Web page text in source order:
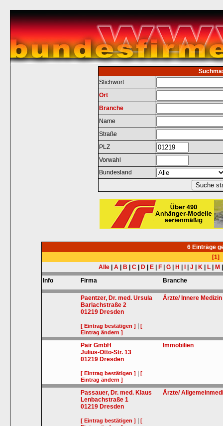
Stichwort
Ort
Branche
Name
Straße
PLZ
Vorwahl
Bundesland
6 Einträge
[1]
Alle
A B C D E F G H J K L M
Info
Firma Branche
Paentzer, Dr. med. Ursula
Barlachstraße 2
01219 Dresden
[ Eintrag bestätigen ] |[
Eintrag ändern ]
Ärzte/ Innere
Pair GmbH
Julius-Otto-Str. 13
01219 Dresden
[ Eintrag bestätigen ] |[
Eintrag ändern ]
Immobilien
Passauer, Dr. med. Klaus
Lenbachstraße 1
01219 Dresden
[ Eintrag bestätigen ] |[
Ärzte/